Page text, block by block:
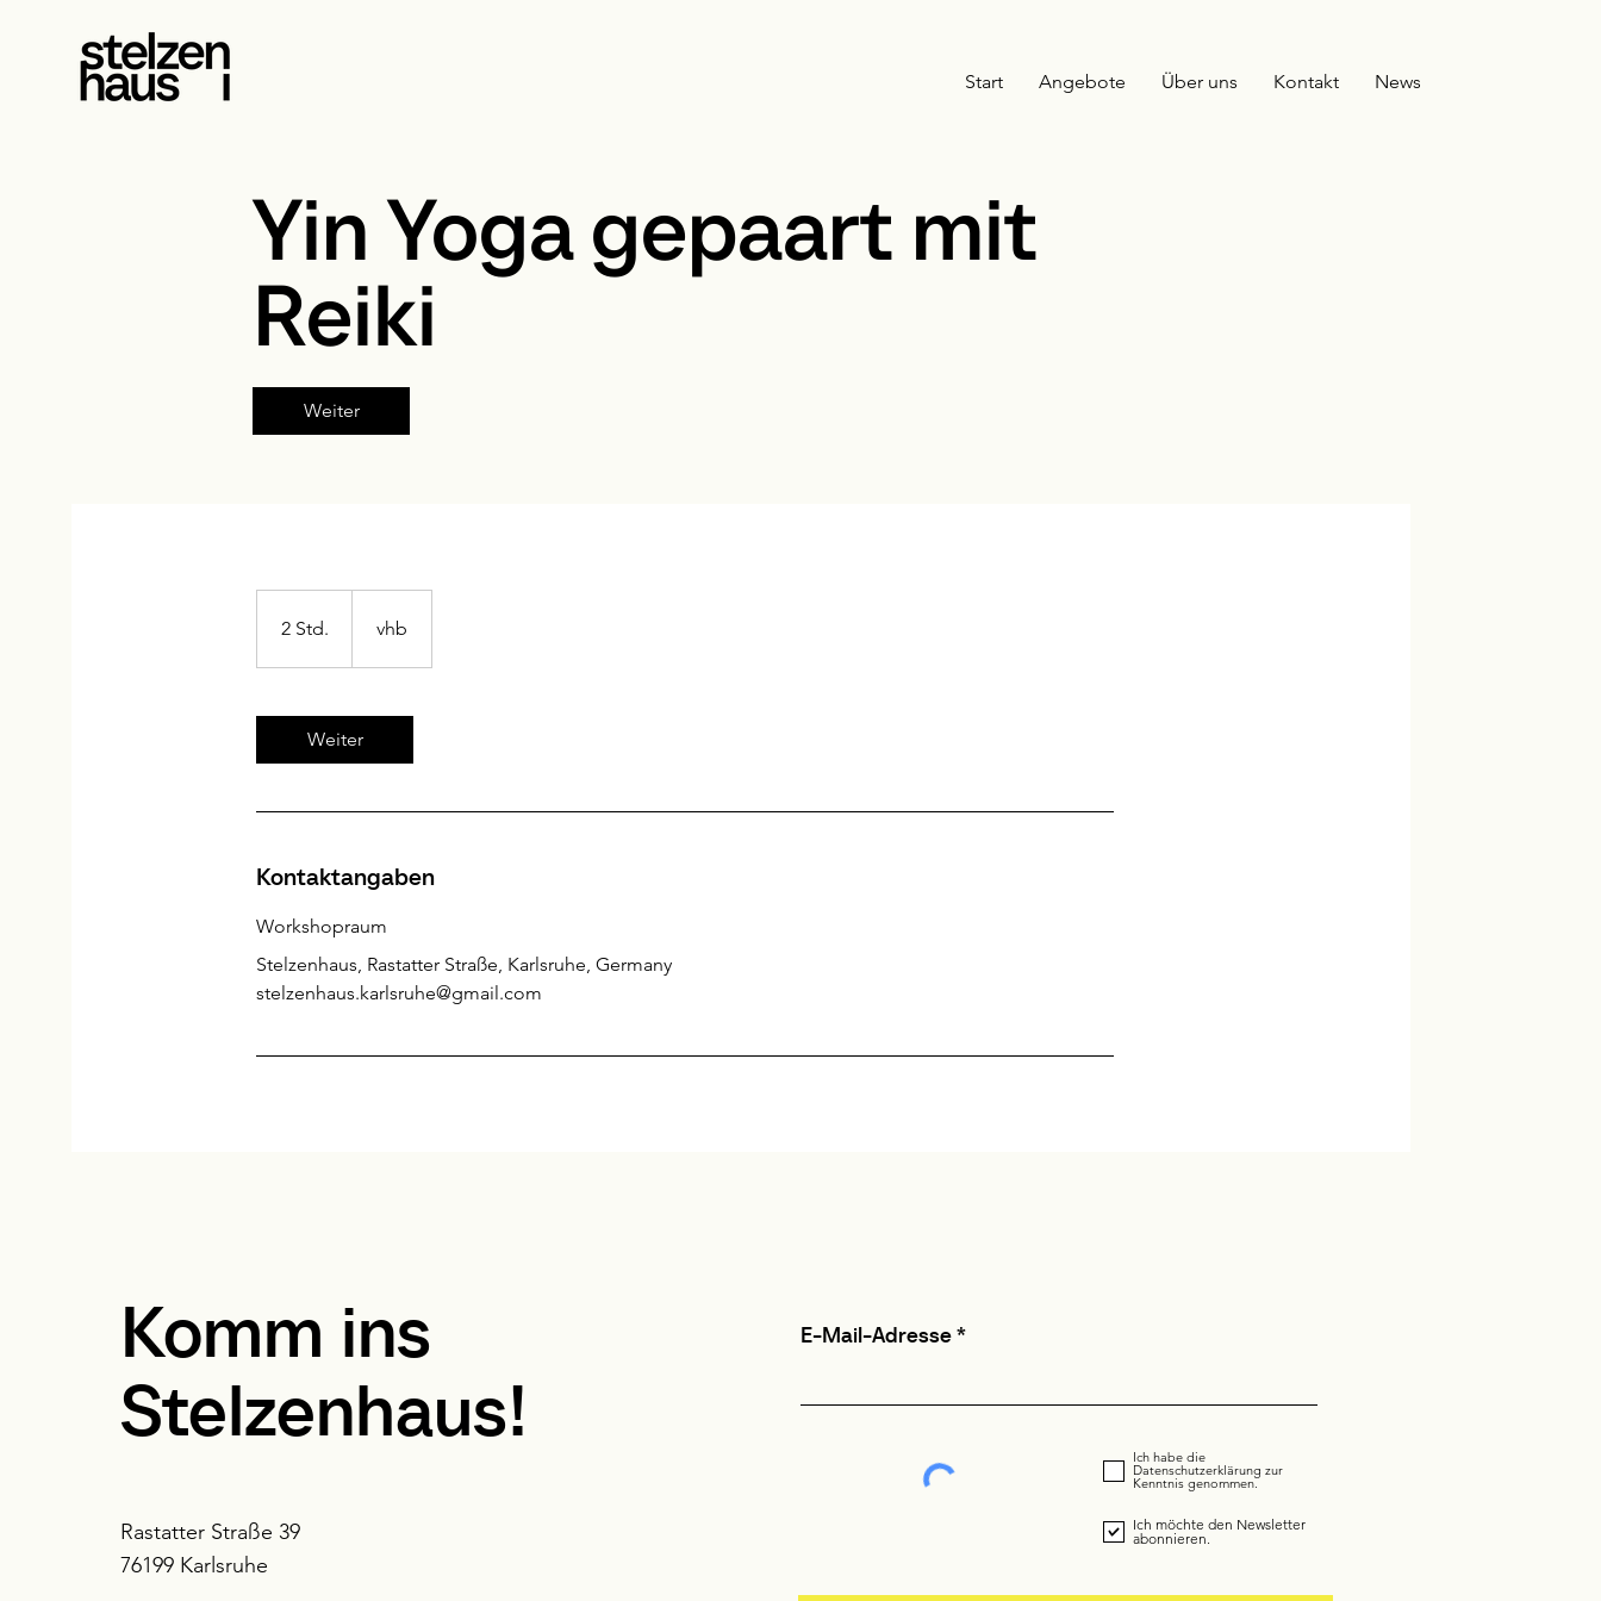
Start Angebote Über uns Kontakt News
Yin Yoga gepaart mit
Reiki
Weiter
2 Std.
d
.
vhb
Weiter
Kontaktangaben
Workshopraum
Stelzenhaus, Rastatter Straße, Karlsruhe, Germany
stelzenhaus.karlsruhe@gmail.com
Komm ins
Stelzenhaus!
Rastatter Straße 39
76199 Karlsruhe
E-Mail-Adresse
Ich habe die
Datenschutzerklärung zur
Kenntnis genommen.
Ich möchte den Newsletter
abonnieren.